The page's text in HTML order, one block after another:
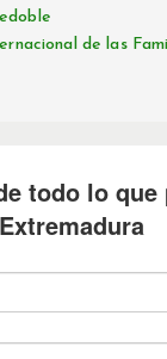
de las